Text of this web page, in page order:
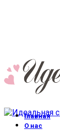
Главная
О нас